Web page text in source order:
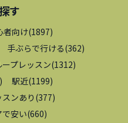
す
者向け(1897)
手ぶらで行ける(362)
ープレッスン(1312)
) 駅近(1199)
ンあり (377)
安い(660)